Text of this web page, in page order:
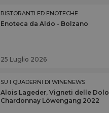
RISTORANTI ED ENOTECHE
Enoteca da Aldo - Bolzano
25 Luglio 2026
SU I QUADERNI DI WINENEWS
Alois Lageder, Vigneti delle
Chardonnay Löwengang 2022